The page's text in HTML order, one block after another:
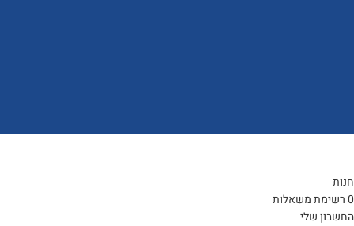
חנות
0רשימת משאלות
החשבון שלי